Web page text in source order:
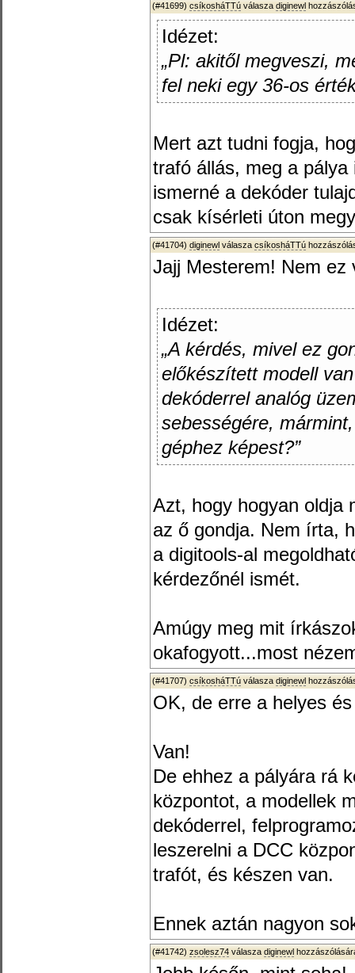
(#41699) csíkosháTTú válasza diginewl
Idézet:
„Pl: akitől megveszi,
fel neki egy 36-os
Mert azt tudni fogja,
trafó állás, meg a
ismerné a dekóder
csak kísérleti úton
(#41704) diginewl válasza csíkosháTTú
Jajj Mesterem! Nem
Idézet:
„A kérdés, mivel ez
előkészített modell
dekóderrel analóg
sebességére,
géphez képest?”
Azt, hogy hogyan oldja
az ő gondja. Nem írta,
a digitools-al
kérdezőnél ismét.
Amúgy meg mit
okafogyott...most
(#41707) csíkosháTTú válasza diginewl
OK, de erre a helyes
Van!
De ehhez a pályára rá
központot, a modellek
dekóderrel,
leszerelni a DCC
trafót, és készen van.
Ennek aztán nagyon
(#41742) zsolesz74 válasza diginewl